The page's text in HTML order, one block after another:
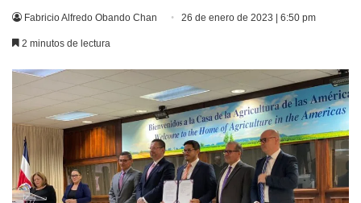
Fabricio Alfredo Obando Chan 26 de enero de 2023 | 6:50 pm
2 minutos de lectura